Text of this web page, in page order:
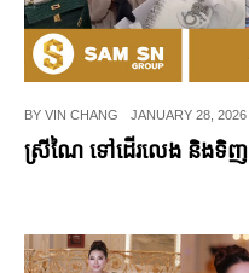
BY VIN CHANG JANUARY 28, 2026
ស្រីណៃ ទៅដើរលេង និងទិញក